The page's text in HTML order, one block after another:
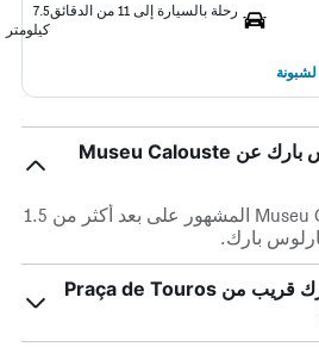
رحلة بالسيارة إلى 11 من الدقائق
7.5
كيلومتر
كم يبعد هوتل دوم مارلوس بارك عن Museu Calouste
يقع Museu Calouste Gulbenkian المشهور على بعد أكثر من 1.5
بارك.
هل هوتل دوم مارلوس بارك قريب من Praça de Touros